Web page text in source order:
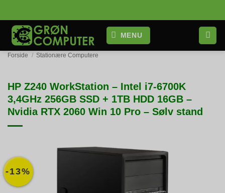
til
indhold
MENU
Forside / Stationære Computere
HP Z240 WorkStation – Intel i7-6700K
3,4GHz 256GB SSD + 1TB HDD 16GB –
Nvidia RTX 2060 Win 10 Pro – Sølv stand
-13%